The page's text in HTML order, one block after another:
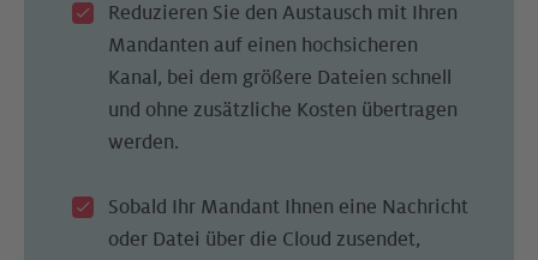
Reduzieren Sie den Austausch mit Ihren
Mandanten auf einen hochsicheren
Kanal, bei dem größere Dateien schnell
und ohne zusätzliche Kosten übertragen
werden.
Sobald Ihr Mandant Ihnen eine Nachricht
oder Datei über die Cloud zusendet,